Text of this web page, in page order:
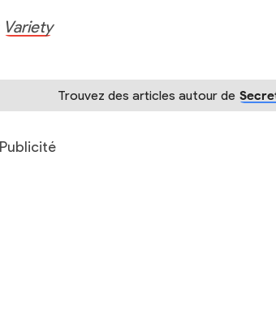
Variety
Trouvez des articles autour de
Publicité